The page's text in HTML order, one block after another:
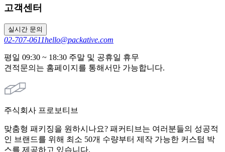
고객센터
실시간 문의
02-707-0611hello@packative.com
평일 09:30 ~ 18:30 주말 및 공휴일 휴무
견적문의는 홈페이지를 통해서만 가능합니다.
주식회사 프로보티브
맞춤형 패키징을 원하시나요? 패커티브는 여러분들의 성공적
인 브랜드를 위해 최소 50개 수량부터 제작 가능한 커스텀 박
스를 제공하고 있습니다.